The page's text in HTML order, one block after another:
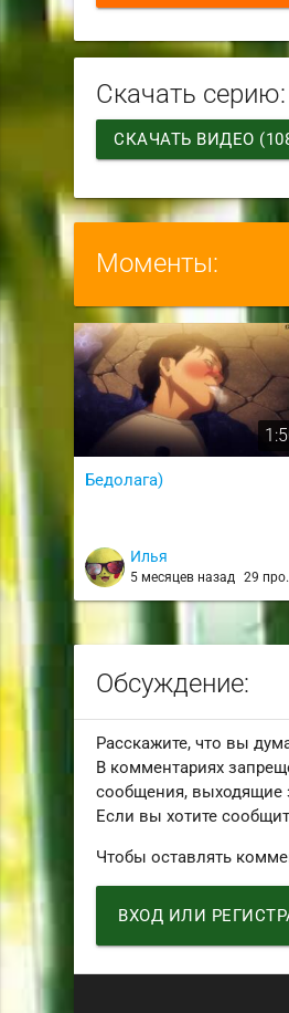
Скачать серию:
СКАЧАТЬ ВИДЕО
Моменты:
Бедолага)
Илья
5 месяцев назад 29 просмотров
Обсуждение:
Расскажите, что вы
В комментариях
сообщения, выходящие
Если вы хотите
Чтобы оставлять
ВХОД ИЛИ